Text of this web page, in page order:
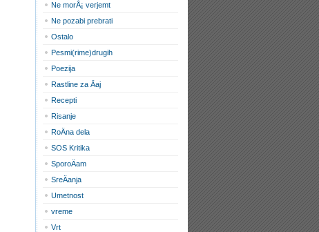
Ne morÅ¡ verjemt
Ne pozabi prebrati
Ostalo
Pesmi(rime)drugih
Poezija
Rastline za Äaj
Recepti
Risanje
RoÄna dela
SOS Kritika
SporoÄam
SreÄanja
Umetnost
vreme
Vrt